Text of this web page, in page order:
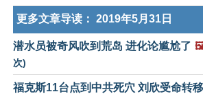
更多文章导读： 2019年5月31日
潜水员被奇风吹到荒岛 进化论尴尬了
次)
福克斯11台点到中共死穴 刘欣受命转